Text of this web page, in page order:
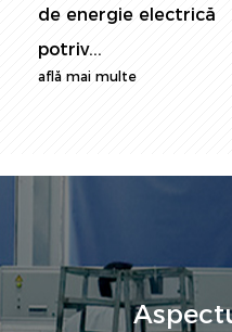
Modbus astăzi și
economisire a energiei
dvs. electric!
energiei devine
esențială atât pe...
află mai multe